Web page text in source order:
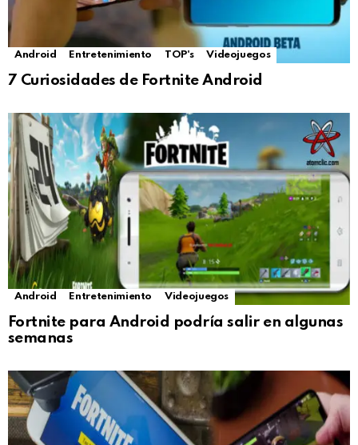
Android Entretenimiento TOP's Videojuegos
7 Curiosidades de Fortnite Android
Android Entretenimiento Videojuegos
Fortnite para Android podría salir en algunas
semanas